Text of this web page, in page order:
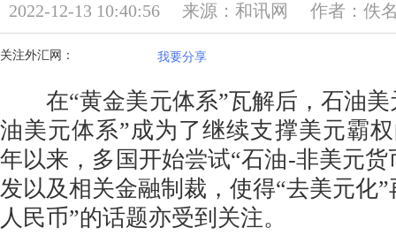
2022-12-13 10:40:56 来源：和讯网 作者：佚
关注外汇网： 我要分享
在“黄金美元体系”瓦解后，石油美
油美元体系”成为了继续支撑美元霸
年以来，多国开始尝试“石油-非美元
发以及相关金融制裁，使得“去美元化
人民币”的话题亦受到关注。